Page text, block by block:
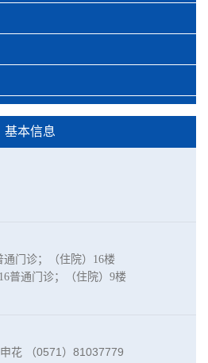
基本信息
门诊；
（住院）16楼
普通门诊； （住院） 9楼
花 （0571）81037779